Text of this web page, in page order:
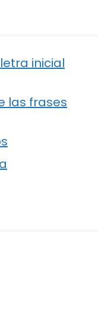
inicial
las frases